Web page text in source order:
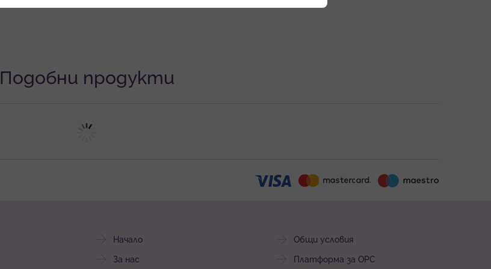
Подобни продукти
Начало
За нас
Общи условия
Платформа за ОРС